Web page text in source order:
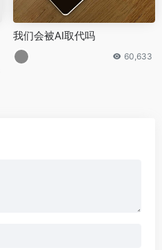
我们会被AI取代吗
60,633